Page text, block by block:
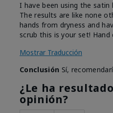
I have been using the satin
The results are like none
hands from dryness and
scrub this is your set!
Mostrar Traducción
Conclusión Sí,
¿Le ha
opinión?